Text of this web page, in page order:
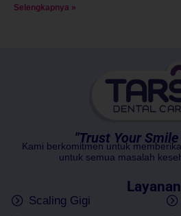
Selengkapnya »
"Trust Your
Kami berkomitmen untuk
untuk semua masalah
Layanan
Scaling Gigi